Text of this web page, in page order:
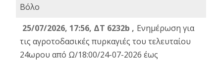
Βόλο
25/07/2026, 17:56, ΔΤ 6232b , Ενημέρωση για
τις αγροτοδασικές πυρκαγιές του τελευταίου
24ωρου από Ω/18:00/24-07-2026 έως